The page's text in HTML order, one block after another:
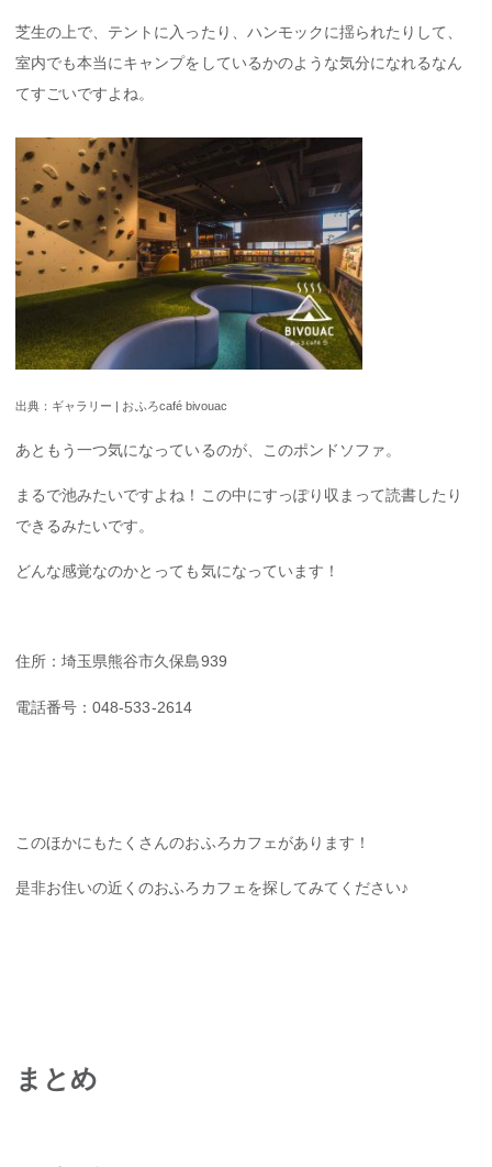
芝生の上で、テントに入ったり、ハンモックに揺られたりして、
室内でも本当にキャンプをしているかのような気分になれるなん
てすごいですよね。
出典：ギャラリー | おふろcafé bivouac
あともう一つ気になっているのが、このポンドソファ。
まるで池みたいですよね！この中にすっぽり収まって読書したり
できるみたいです。
どんな感覚なのかとっても気になっています！
住所：埼玉県熊谷市久保島939
電話番号：048-533-2614
このほかにもたくさんのおふろカフェがあります！
是非お住いの近くのおふろカフェを探してみてください♪
まとめ